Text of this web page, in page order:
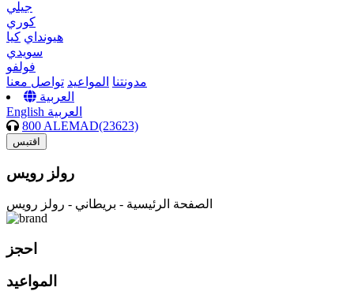
جيلي
كوري
هيونداي كيا
سويدي
فولفو
مدونتنا المواعيد تواصل معنا
العربية
English العربية
800 ALEMAD(23623)
اقتبس
رولز رويس
الصفحة الرئيسية - بريطاني - رولز رويس
احجز
المواعيد